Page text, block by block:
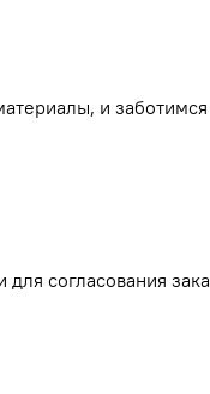
и
согласования